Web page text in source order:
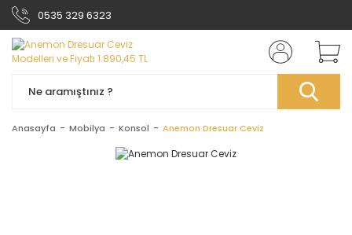
0535 329 6323
Anasayfa Mobilya Konsol Anemon Dresuar Ceviz